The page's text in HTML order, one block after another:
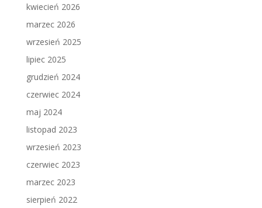
kwiecień 2026
marzec 2026
wrzesień 2025
lipiec 2025
grudzień 2024
czerwiec 2024
maj 2024
listopad 2023
wrzesień 2023
czerwiec 2023
marzec 2023
sierpień 2022